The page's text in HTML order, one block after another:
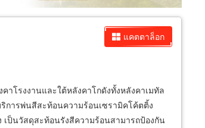
แคตตาล็อก
โรงงานและใต้หลังคาโกดังทั้งหลังคาเมทัล
การพ่นสีสะท้อนความร้อนเซรามิคโค้ตติ้ง
เป็นวัสดุสะท้อนรังสีความร้อนสามารถป้องกัน